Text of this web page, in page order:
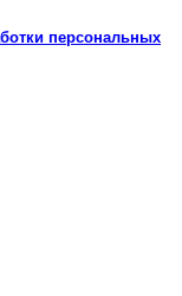
персональных